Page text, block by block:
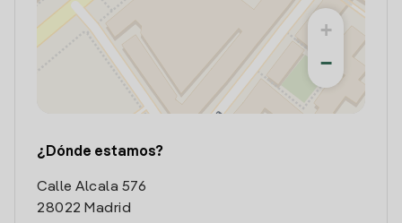
+
−
¿Dónde estamos?
Calle Alcala 576
28022 Madrid